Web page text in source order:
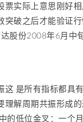
票实际上意思刚好
突破之后才能验证
股份2008年6月中
这 是所有指标都具
理解周期共振形成
的低位金叉：一个